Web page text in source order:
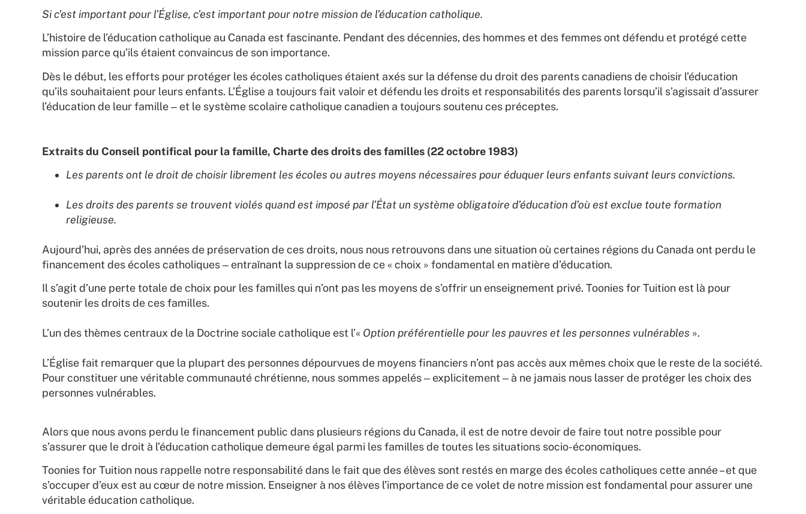
Si c’est important pour l’Église, c’est important pour notre mission de l’éducation catholique.
L’histoire de l’éducation catholique au Canada est fascinante. Pendant des décennies, des hommes et des femmes ont défendu et protégé cette
mission parce qu’ils étaient convaincus de son importance.
Dès le début, les efforts pour protéger les écoles catholiques étaient axés sur la défense du droit des parents canadiens de choisir l’éducation
qu’ils souhaitaient pour leurs enfants. L’Église a toujours fait valoir et défendu les droits et responsabilités des parents lorsqu’il s’agissait d’assurer
l’éducation de leur famille ‒ et le système scolaire catholique canadien a toujours soutenu ces préceptes.
Extraits du Conseil pontifical pour la famille, Charte des droits des familles (22 octobre 1983)
Les parents ont le droit de choisir librement les écoles ou autres moyens nécessaires pour éduquer leurs enfants suivant leurs convictions.
Les droits des parents se trouvent violés quand est imposé par l’État un système obligatoire d’éducation d’où est exclue toute formation
religieuse.
Aujourd’hui, après des années de préservation de ces droits, nous nous retrouvons dans une situation où certaines régions du Canada ont perdu le
financement des écoles catholiques ‒ entraînant la suppression de ce « choix » fondamental en matière d’éducation.
Il s’agit d’une perte totale de choix pour les familles qui n’ont pas les moyens de s’offrir un enseignement privé. Toonies for Tuition est là pour
soutenir les droits de ces familles.
L’un des thèmes centraux de la Doctrine sociale catholique est l’« Option préférentielle pour les pauvres et les personnes vulnérables ».
L’Église fait remarquer que la plupart des personnes dépourvues de moyens financiers n’ont pas accès aux mêmes choix que le reste de la société.
Pour constituer une véritable communauté chrétienne, nous sommes appelés ‒ explicitement ‒ à ne jamais nous lasser de protéger les choix des
personnes vulnérables.
Alors que nous avons perdu le financement public dans plusieurs régions du Canada, il est de notre devoir de faire tout notre possible pour
s’assurer que le droit à l’éducation catholique demeure égal parmi les familles de toutes les situations socio-économiques.
Toonies for Tuition nous rappelle notre responsabilité dans le fait que des élèves sont restés en marge des écoles catholiques cette année – et que
s’occuper d’eux est au cœur de notre mission. Enseigner à nos élèves l’importance de ce volet de notre mission est fondamental pour assurer une
véritable éducation catholique.